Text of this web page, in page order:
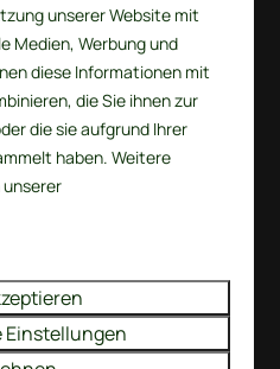
unserer Website mit
Medien, Werbung und
diese Informationen mit
die Sie ihnen zur
die sie aufgrund Ihrer
haben. Weitere
Einstellungen